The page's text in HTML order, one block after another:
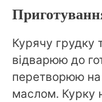
Курячу грудку
відварюю до
перетворюю
маслом. Курку